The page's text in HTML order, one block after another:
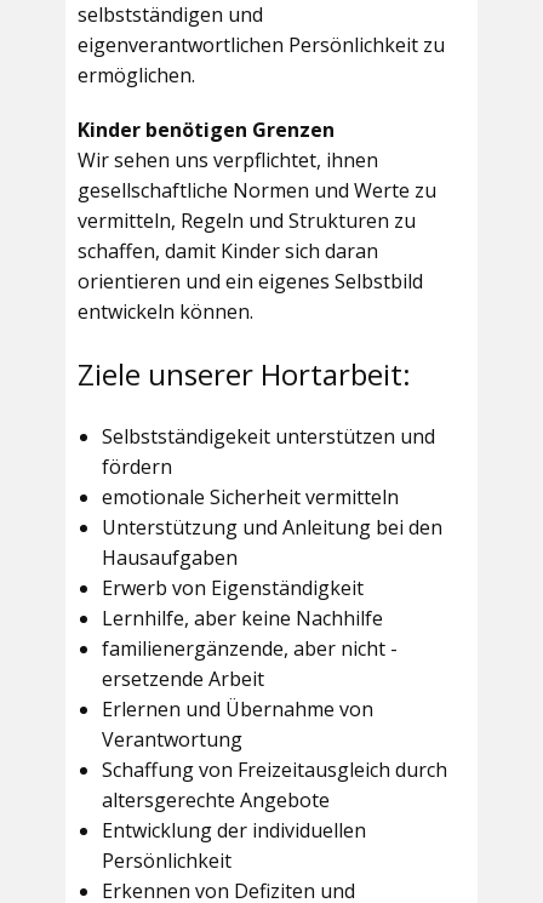
selbstständigen und
eigenverantwortlichen Persönlichkeit zu
ermöglichen.
Kinder benötigen Grenzen
Wir sehen uns verpflichtet, ihnen
gesellschaftliche Normen und Werte zu
vermitteln, Regeln und Strukturen zu
schaffen, damit Kinder sich daran
orientieren und ein eigenes Selbstbild
entwickeln können.
Ziele unserer Hortarbeit:
Selbstständigekeit unterstützen und
fördern
emotionale Sicherheit vermitteln
Unterstützung und Anleitung bei den
Hausaufgaben
Erwerb von Eigenständigkeit
Lernhilfe, aber keine Nachhilfe
familienergänzende, aber nicht -
ersetzende Arbeit
Erlernen und Übernahme von
Verantwortung
Schaffung von Freizeitausgleich durch
altersgerechte Angebote
Entwicklung der individuellen
Persönlichkeit
Erkennen von Defiziten und